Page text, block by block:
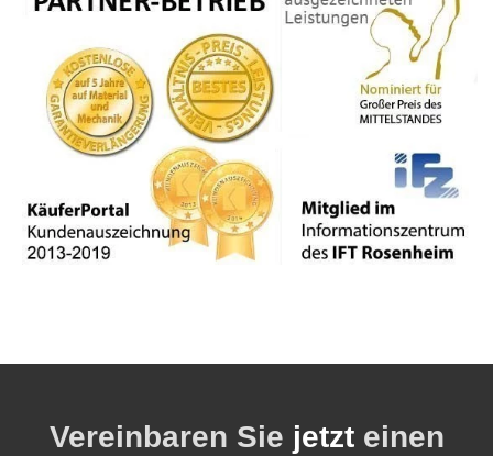
Vereinbaren Sie jetzteinen